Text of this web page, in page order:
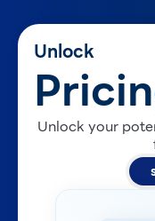
Unlock
Unlock your